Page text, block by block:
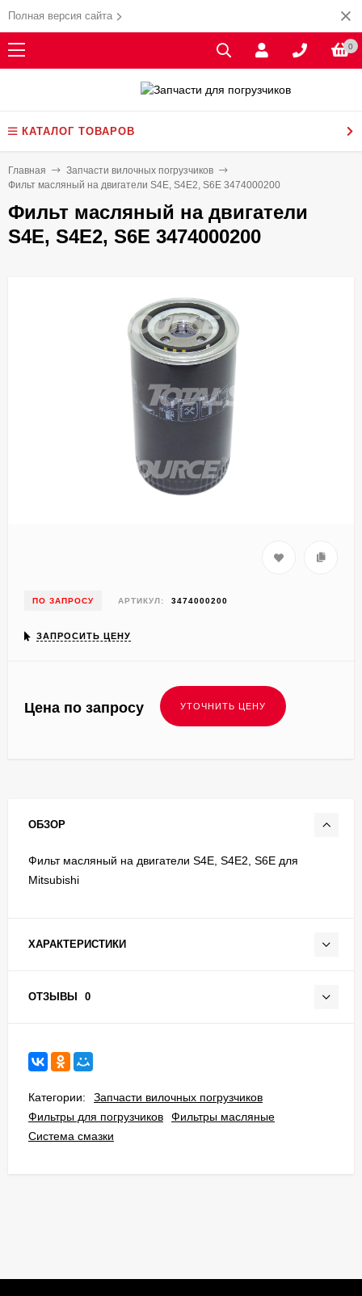
Полная версия сайта
0
КАТАЛОГ ТОВАРОВ
Главная
Запчасти вилочных погрузчиков
Фильт масляный на двигатели S4E, S4E2, S6E 3474000200
Фильт масляный на двигатели
S4E, S4E2, S6E 3474000200
ПО ЗАПРОСУ АРТИКУЛ: 3474000200
ЗАПРОСИТЬ ЦЕНУ
Цена по запросу
ОБЗОР
Фильт масляный на двигатели S4E, S4E2, S6E для
Mitsubishi
ХАРАКТЕРИСТИКИ
ОТЗЫВЫ 0
Категории:
Запчасти вилочных погрузчиков
Фильтры для погрузчиков
Фильтры масляные
Система смазки